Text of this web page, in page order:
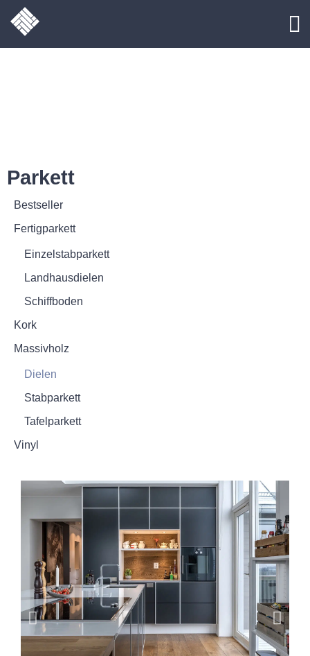
Parkett
Bestseller
Fertigparkett
Einzelstabparkett
Landhausdielen
Schiffboden
Kork
Massivholz
Dielen
Stabparkett
Tafelparkett
Vinyl